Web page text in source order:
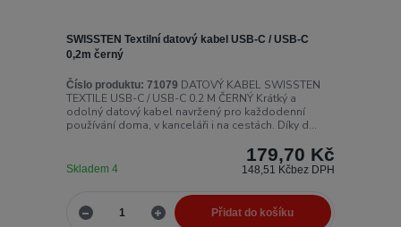
SWISSTEN Textilní datový kabel USB-C / USB-C
0,2m černý
Číslo produktu: 71079 DATOVÝ KABEL SWISSTEN
TEXTILE USB-C / USB-C 0.2 M ČERNÝ Krátký a
odolný datový kabel navržený pro každodenní
používání doma, v kanceláři i na cestách. Díky d...
179,70 Kč
148,51 Kčbez DPH
Skladem 4
Přidat do košíku